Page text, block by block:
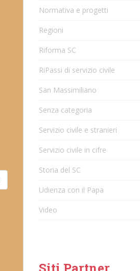
Normativa e progetti
Regioni
Riforma SC
RiPassi di servizio civile
San Massimiliano
Senza categoria
Servizio civile e stranieri
Servizio civile in cifre
Storia del SC
Udienza con il Papa
Video